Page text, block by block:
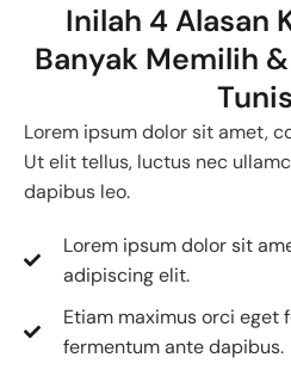
Inilah 4 Alasan
Banyak Memilih
Lorem ipsum dolor sit amet,
Ut elit tellus, luctus nec
dapibus leo.
Lorem ipsum dolor sit
adipiscing elit.
Etiam maximus orci eget
fermentum ante dapibus.